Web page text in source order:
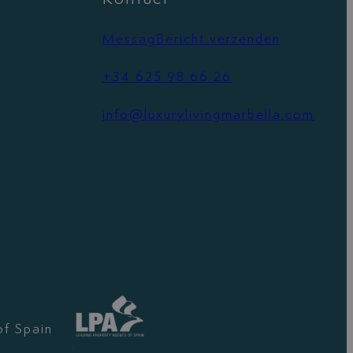
MessagBericht verzenden
+34 625 98 66 26
info@luxurylivingmarbella.com
Spain